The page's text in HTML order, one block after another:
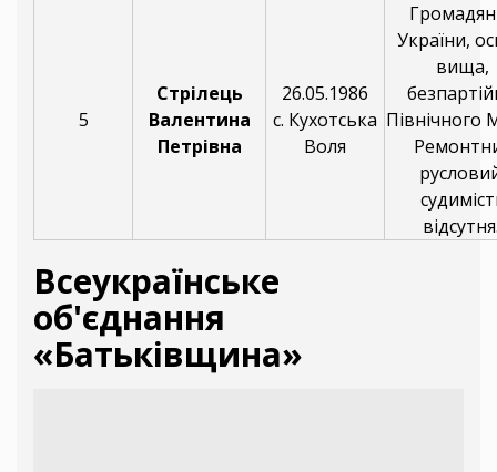
5
Стрілець
Валентина
Петрівна
26.05.1986
с. Кухотська
Воля
України,
вища,
Північного
Всеукраїнське
об'єднання
«Батьківщина»